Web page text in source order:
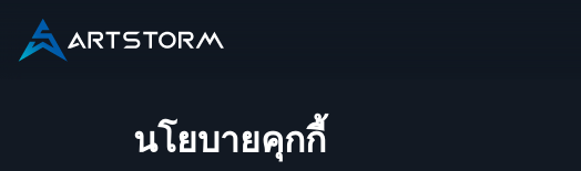
นโยบายคุกกี้